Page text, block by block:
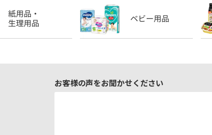
お客様の声をお聞かせください